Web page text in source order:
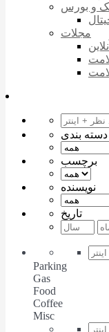
و بورس
مجلات
دسته بندی
برچسب
نویسنده
تاریخ
Parking
Gas
Food
Coffee
Misc